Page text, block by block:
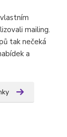
mailing.
tak nečeká
a